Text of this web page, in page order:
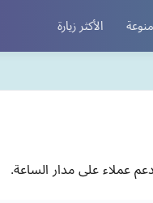
منوعة الأكثر زيارة
عملاء على مدار الساعة.